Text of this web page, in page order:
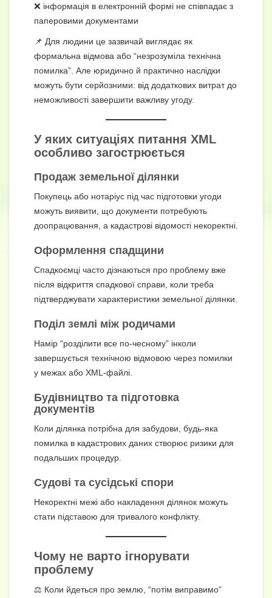
❌ інформація в електронній формі не співпадає з
паперовими документами
📌 Для людини це зазвичай виглядає як
формальна відмова або “незрозуміла технічна
помилка”. Але юридично й практично наслідки
можуть бути серйозними: від додаткових витрат до
неможливості завершити важливу угоду.
У яких ситуаціях питання XML
особливо загострюється
Продаж земельної ділянки
Покупець або нотаріус під час підготовки угоди
можуть виявити, що документи потребують
доопрацювання, а кадастрові відомості некоректні.
Оформлення спадщини
Спадкоємці часто дізнаються про проблему вже
після відкриття спадкової справи, коли треба
підтверджувати характеристики земельної ділянки.
Поділ землі між родичами
Намір “розділити все по-чесному” інколи
завершується технічною відмовою через помилки
у межах або XML-файлі.
Будівництво та підготовка
документів
Коли ділянка потрібна для забудови, будь-яка
помилка в кадастрових даних створює ризики для
подальших процедур.
Судові та сусідські спори
Некоректні межі або накладення ділянок можуть
стати підставою для тривалого конфлікту.
Чому не варто ігнорувати
проблему
⚖️ Коли йдеться про землю, “потім виправимо”